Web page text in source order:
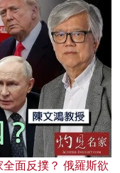
面反撲？ 俄羅斯欲